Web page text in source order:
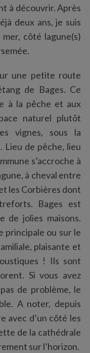
à découvrir. Après
deux ans, je suis
côté lagune(s)
une petite route
de Bages. Ce
à la pêche et aux
naturel plutôt
vignes, sous la
Lieu de pêche, lieu
s’accroche à
à cheval entre
les Corbières dont
Bages est
de jolies maisons.
principale ou sur le
plaisante et
! Ils sont
Si vous avez
de problème, le
A noter, depuis
avec d’un côté les
de la cathédrale
sur l’horizon.